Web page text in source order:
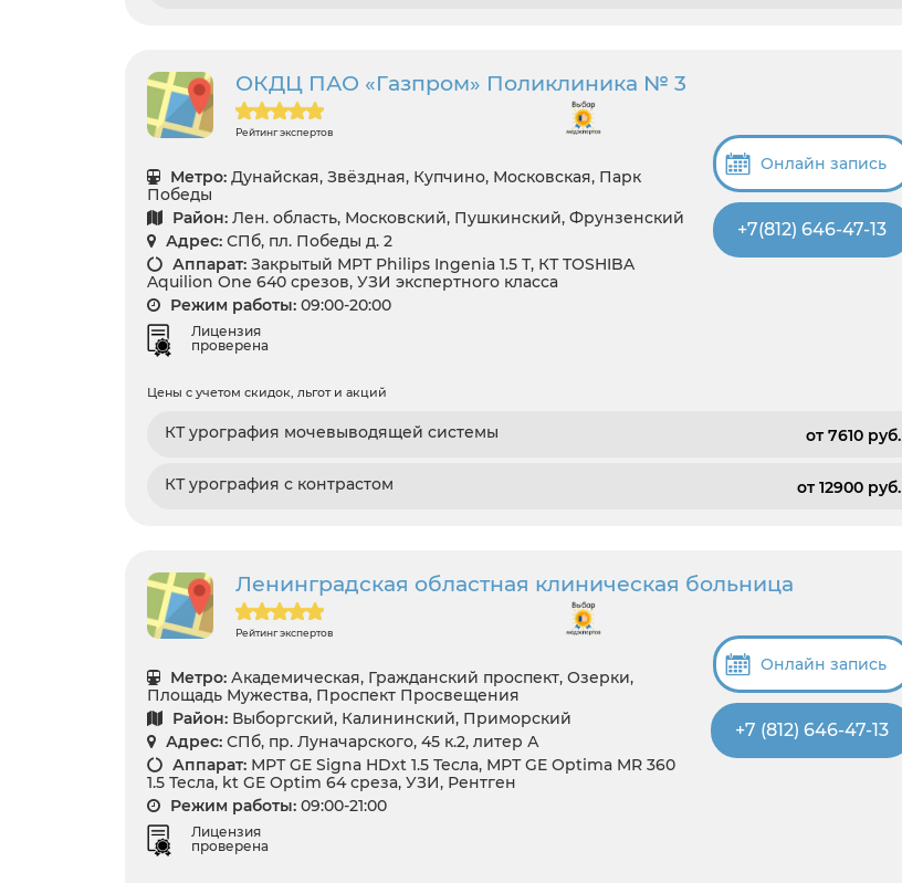
ОКДЦ ПАО «Газпром» Поликлиника № 3
Рейтинг экспертов
Метро: Дунайская, Звёздная, Купчино, Московская, Парк
Победы
Район: Лен. область, Московский, Пушкинский, Фрунзенский
Адрес: СПб, пл. Победы д. 2
Аппарат: Закрытый МРТ Philips Ingenia 1.5 Т, КТ TOSHIBA
Aquilion One 640 срезов, УЗИ экспертного класса
Режим работы: 09:00-20:00
Лицензия
проверена
Онлайн запись
+7(812) 646-47-13
Цены с учетом скидок, льгот и акций
КТ урография мочевыводящей системы от 7610 pуб.
КТ урография с контрастом от 12900 pуб.
Ленинградская областная клиническая больница
Рейтинг экспертов
Метро: Академическая, Гражданский проспект, Озерки,
Площадь Мужества, Проспект Просвещения
Район: Выборгский, Калининский, Приморский
Адрес: СПб, пр. Луначарского, 45 к.2, литер А
Аппарат: МРТ GE Signa HDxt 1.5 Тесла, МРТ GE Optima MR 360
1.5 Тесла, kt GE Optim 64 среза, УЗИ, Рентген
Режим работы: 09:00-21:00
Лицензия
проверена
Онлайн запись
+7 (812) 646-47-13